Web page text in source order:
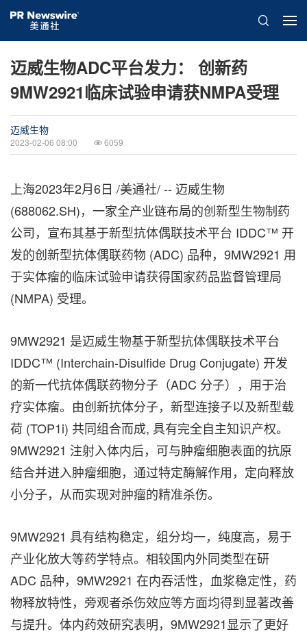
迈威生物ADC平台发力： 创新药
9MW2921临床试验申请获NMPA受理
迈威生物
2023-02-06 08:00 6059
上海2023年2月6日 /美通社/ -- 迈威生物
(688062.SH)，一家全产业链布局的创新型生物制药
公司，宣布其基于新型抗体偶联技术平台 IDDC™ 开
发的创新型抗体偶联药物 (ADC) 品种，9MW2921 用
于实体瘤的临床试验申请获得国家药品监督管理局
(NMPA) 受理。
9MW2921 是迈威生物基于新型抗体偶联技术平台
IDDC™ (Interchain-Disulfide Drug Conjugate) 开发
的新一代抗体偶联药物分子（ADC 分子），用于治
疗实体瘤。由创新抗体分子，新型连接子以及新型载
荷 (TOP1i) 共同组合而成, 具有完全自主知识产权。
9MW2921 注射入体内后，可与肿瘤细胞表面的抗原
结合并进入肿瘤细胞，通过特定酶解作用，定向释放
小分子，从而实现对肿瘤的精准杀伤。
9MW2921 具有结构稳定，组分均一，纯度高，易于
产业化放大等药学特点。相较国内外同类型在研
ADC 品种，9MW2921 在内吞活性，血浆稳定性，药
物释放特性，旁观者杀伤效应等方面均得到显著改善
与提升。体内药效研究表明，9MW2921显示了更好